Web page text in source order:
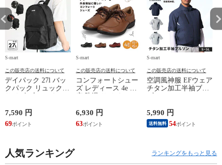
S-mart
この販売店の送料について
デイパック 27l バッ
クパック リュック
鞄 機内持ち込み 夏
スラッシャー
THRASHER r1929
7,590 円
69
S-mart
この販売店の送料について
コンフォートシュー
ズ レディース 4e 幅
シューズ 黒 トパー
ズ モア 靴 カジュア
ルシューズ 外反母趾
6,930 円
63
S-mart
この販売店の送料について
空調風神服 EFウェア
チタン加工半袖ブル
ジャケット 遮熱 作
業服 作業着 上着 ア
タックベース KF100
5,990 円
送料無料 54
人気ランキング ランキングをもっと見る